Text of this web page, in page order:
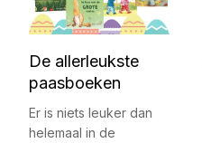
De allerleukste
paasboeken
Er is niets leuker dan
helemaal in de